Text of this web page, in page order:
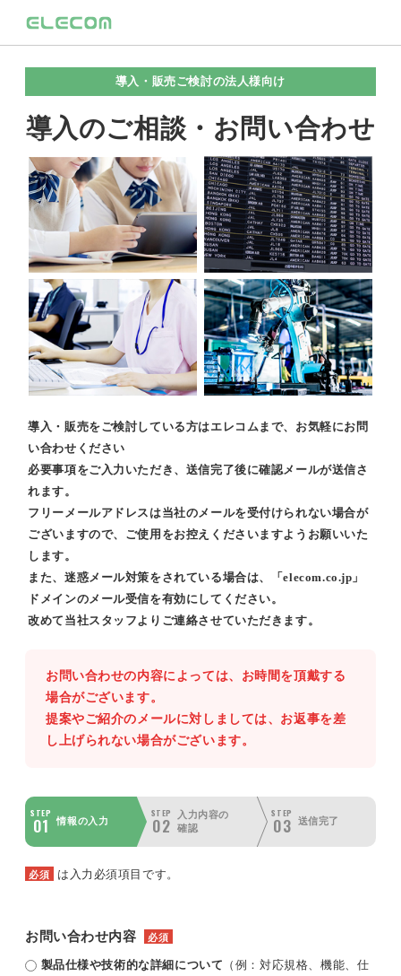
導入・販売ご検討の法人様向け
導入のご相談・お問い合わせ
導入・販売をご検討している方はエレコムまで、お気軽にお問
い合わせください
必要事項をご入力いただき、送信完了後に確認メールが送信さ
れます。
フリーメールアドレスは当社のメールを受付けられない場合が
ございますので、ご使用をお控えくださいますようお願いいた
します。
また、迷惑メール対策をされている場合は、「elecom.co.jp」
ドメインのメール受信を有効にしてください。
改めて当社スタッフよりご連絡させていただきます。
お問い合わせの内容によっては、お時間を頂戴する
場合がございます。
提案やご紹介のメールに対しましては、お返事を差
し上げられない場合がございます。
STEP
01 情報の入力
STEP
02
入力内容の
確認
STEP
03 送信完了
必須 は入力必須項目です。
お問い合わせ内容 必須
製品仕様や技術的な詳細について （例：対応規格、機能、仕